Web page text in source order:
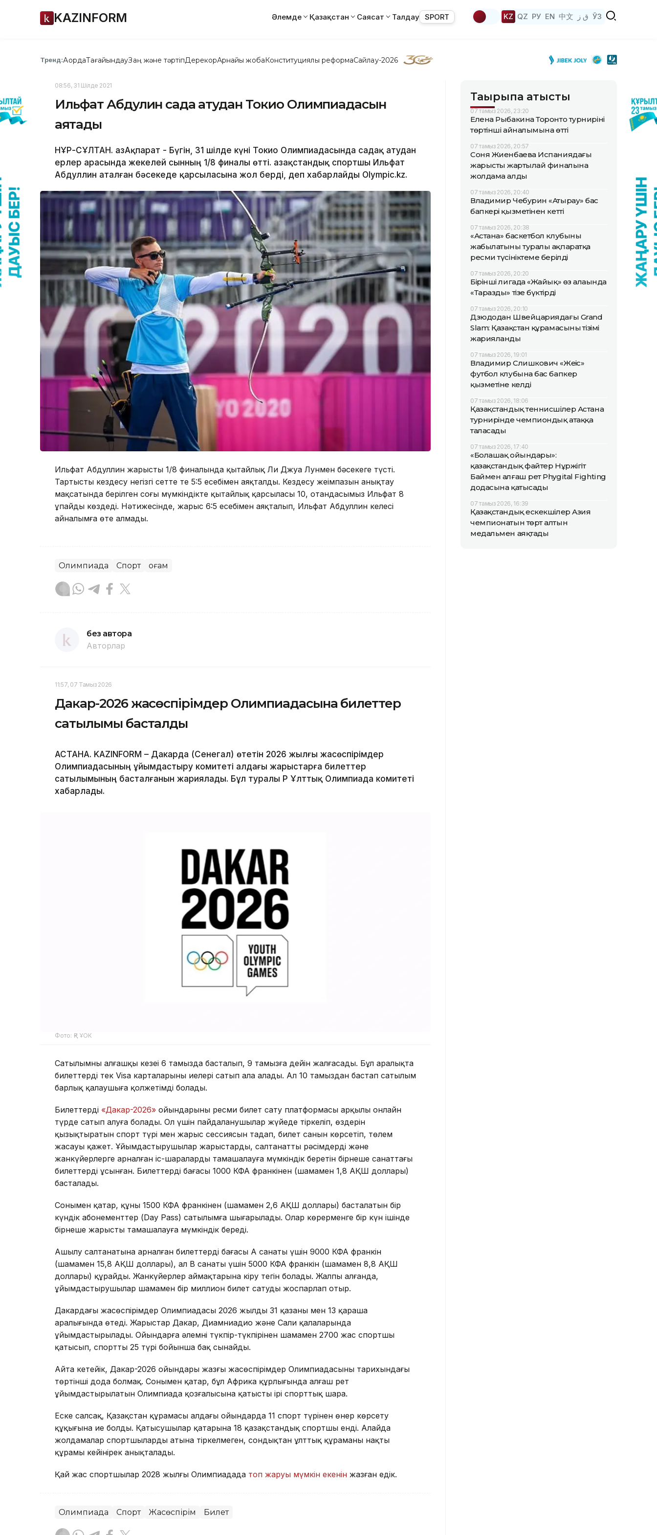
KAZINFORM Әлемде Қазақстан Саясат Талдау SPORT KZ QZ РУ EN 中文 ق ز ЎЗ
Тренд:АқордаТағайындауЗаң және тәртіпДерекқорАрнайы жобаКонституциялық реформаСайлау-2026
08:56, 31 Шілде 2021
Ильфат Абдулин садақ атудан Токио Олимпиадасын
аяқтады
НҰР-СҰЛТАН. ҚазАқпарат - Бүгін, 31 шілде күні Токио Олимпиадасында садақ атудан
ерлер арасында жекелей сынның 1/8 финалы өтті. Қазақстандық спортшы Ильфат
Абдуллин аталған бәсекеде қарсыласына жол берді, деп хабарлайды Olympic.kz.
Ильфат Абдуллин жарыстың 1/8 финалында қытайлық Ли Джуа Лунмен бәсекеге түсті.
Тартысты кездесу негізгі сетте тең 5:5 есебімен аяқталды. Кездесу жеңімпазын анықтау
мақсатында берілген соңғы мүмкіндікте қытайлық қарсыласы 10, отандасымыз Ильфат 8
ұпайды көздеді. Нәтижесінде, жарыс 6:5 есебімен аяқталып, Ильфат Абдуллин келесі
айналымға өте алмады.
Олимпиада Спорт Қоғам
без автора
Авторлар
11:57, 07 Тамыз 2026
Дакар-2026 жасөспірімдер Олимпиадасына билеттер
сатылымы басталды
АСТАНА. KAZINFORM – Дакарда (Сенегал) өтетін 2026 жылғы жасөспірімдер
Олимпиадасының ұйымдастыру комитеті алдағы жарыстарға билеттер
сатылымының басталғанын жариялады. Бұл туралы ҚР Ұлттық Олимпиада комитеті
хабарлады.
Фото: ҚР ҰОК
Сатылымның алғашқы кезеңі 6 тамызда басталып, 9 тамызға дейін жалғасады. Бұл аралықта
билеттерді тек Visa карталарының иелері сатып ала алады. Ал 10 тамыздан бастап сатылым
барлық қалаушыға қолжетімді болады.
Билеттерді «Дакар-2026» ойындарының ресми билет сату платформасы арқылы онлайн
түрде сатып алуға болады. Ол үшін пайдаланушылар жүйеде тіркеліп, өздерін
қызықтыратын спорт түрі мен жарыс сессиясын таңдап, билет санын көрсетіп, төлем
жасауы қажет. Ұйымдастырушылар жарыстарды, салтанатты рәсімдерді және
жанкүйерлерге арналған іс-шараларды тамашалауға мүмкіндік беретін бірнеше санаттағы
билеттерді ұсынған. Билеттердің бағасы 1000 КФА франкінен (шамамен 1,8 АҚШ доллары)
басталады.
Сонымен қатар, құны 1500 КФА франкінен (шамамен 2,6 АҚШ доллары) басталатын бір
күндік абонементтер (Day Pass) сатылымға шығарылады. Олар көрерменге бір күн ішінде
бірнеше жарысты тамашалауға мүмкіндік береді.
Ашылу салтанатына арналған билеттердің бағасы А санаты үшін 9000 КФА франкін
(шамамен 15,8 АҚШ доллары), ал B санаты үшін 5000 КФА франкін (шамамен 8,8 АҚШ
доллары) құрайды. Жанкүйерлер аймақтарына кіру тегін болады. Жалпы алғанда,
ұйымдастырушылар шамамен бір миллион билет сатуды жоспарлап отыр.
Дакардағы жасөспірімдер Олимпиадасы 2026 жылдың 31 қазаны мен 13 қараша
аралығында өтеді. Жарыстар Дакар, Диамниадио және Сали қалаларында
ұйымдастырылады. Ойындарға әлемнің түкпір-түкпірінен шамамен 2700 жас спортшы
қатысып, спорттың 25 түрі бойынша бақ сынайды.
Айта кетейік, Дакар-2026 ойындары жазғы жасөспірімдер Олимпиадасының тарихындағы
төртінші дода болмақ. Сонымен қатар, бұл Африка құрлығында алғаш рет
ұйымдастырылатын Олимпиада қозғалысына қатысты ірі спорттық шара.
Еске салсақ, Қазақстан құрамасы алдағы ойындарда 11 спорт түрінен өнер көрсету
құқығына ие болды. Қатысушылар қатарына 18 қазақстандық спортшы енді. Алайда
жолдамалар спортшылардың атына тіркелмеген, сондықтан ұлттық құраманың нақты
құрамы кейінірек анықталады.
Қай жас спортшылар 2028 жылғы Олимпиадада топ жаруы мүмкін екенін жазған едік.
Олимпиада Спорт Жасөспірім Билет
Тақырыпқа қатысты
07 тамыз 2026, 23:20
Елена Рыбакина Торонто турнирінің
төртінші айналымына өтті
07 тамыз 2026, 20:57
Соня Жиенбаева Испаниядағы
жарыстың жартылай финалына
жолдама алды
07 тамыз 2026, 20:40
Владимир Чебурин «Атырау» бас
бапкері қызметінен кетті
07 тамыз 2026, 20:38
«Астана» баскетбол клубының
жабылатыны туралы ақпаратқа
ресми түсініктеме берілді
07 тамыз 2026, 20:20
Бірінші лигада «Жайық» өз алаңында
«Таразды» тізе бүктірді
07 тамыз 2026, 20:10
Дзюдодан Швейцариядағы Grand
Slam: Қазақстан құрамасының тізімі
жарияланды
07 тамыз 2026, 19:01
Владимир Слишкович «Жеңіс»
футбол клубына бас бапкер
қызметіне келді
07 тамыз 2026, 18:06
Қазақстандық теннисшілер Астана
турнирінде чемпиондық атаққа
таласады
07 тамыз 2026, 17:40
«Болашақ ойындары»:
қазақстандық файтер Нұржігіт
Баймен алғаш рет Phygital Fighting
додасына қатысады
07 тамыз 2026, 16:39
Қазақстандық ескекшілер Азия
чемпионатын төрт алтын
медальмен аяқтады